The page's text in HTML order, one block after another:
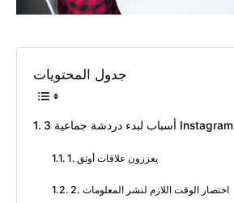
جدول المحتويات
3 أسباب لبدء دردشة جماعية Instagram
1. يعززون علاقات أوثق
2. اختصار الوقت اللازم لنشر المعلومات